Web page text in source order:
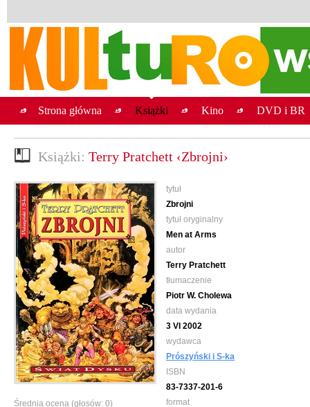
Strona główna Książki Kino DVD i BR
Książki: Terry Pratchett ‹Zbrojni›
Średnia ocena (głosów: 0)
tytuł
Zbrojni
tytuł oryginalny
Men at Arms
autor
Terry Pratchett
tłumaczenie
Piotr W. Cholewa
data wydania
3 VI 2002
wydawca
Prószyński i S-ka
ISBN
83-7337-201-6
format